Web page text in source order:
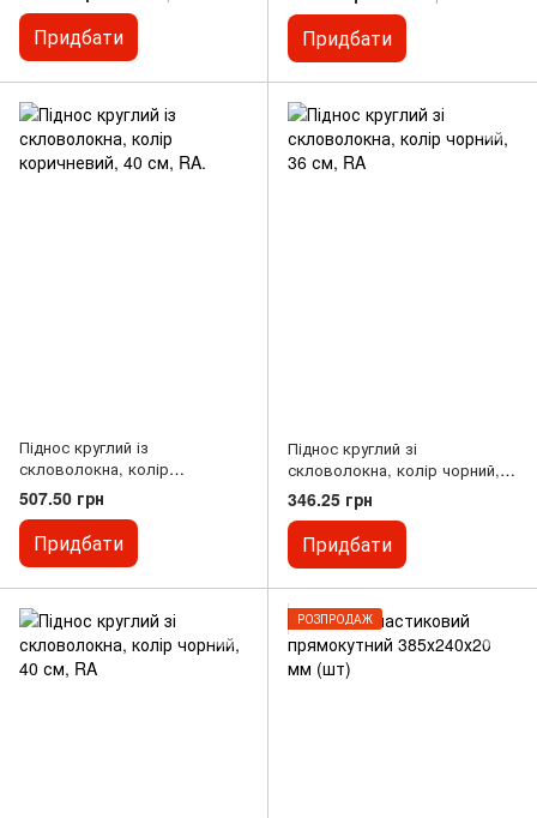
Придбати Придбати
Піднос круглий із
скловолокна, колір
коричневий, 40 см, RA.
507.50 грн
Придбати
Піднос круглий зі
скловолокна, колір чорний,
36 см, RA
346.25 грн
Придбати
РОЗПРОДАЖ